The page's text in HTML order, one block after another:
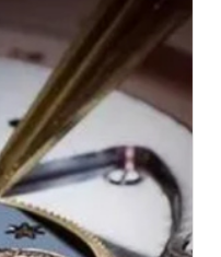
）
）
）
）
）10层13室（需提前预约）
提前预约）